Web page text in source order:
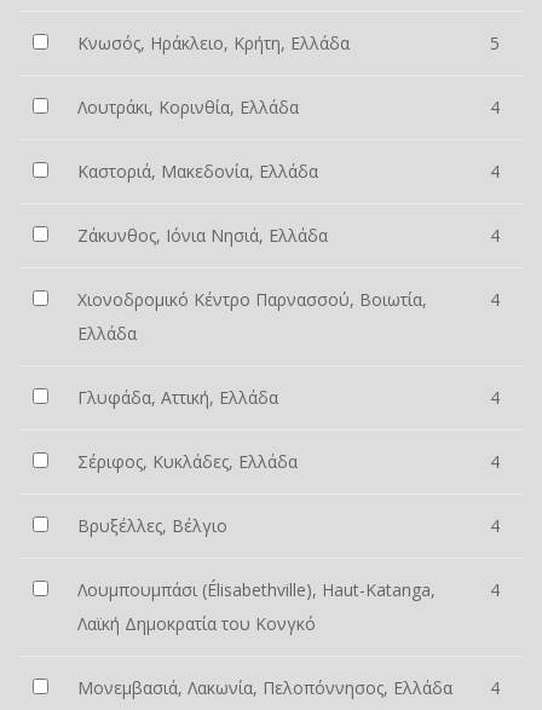
Κνωσός, Ηράκλειο, Κρήτη, Ελλάδα 5
Λουτράκι, Κορινθία, Ελλάδα 4
Καστοριά, Μακεδονία, Ελλάδα 4
Ζάκυνθος, Ιόνια Νησιά, Ελλάδα 4
Χιονοδρομικό Κέντρο Παρνασσού, Βοιωτία,
Ελλάδα
4
Γλυφάδα, Αττική, Ελλάδα 4
Σέριφος, Κυκλάδες, Ελλάδα 4
Βρυξέλλες, Βέλγιο 4
Λουμπουμπάσι (Élisabethville), Haut-Katanga,
Λαϊκή Δημοκρατία του Κονγκό
4
Μονεμβασιά, Λακωνία, Πελοπόννησος, Ελλάδα 4